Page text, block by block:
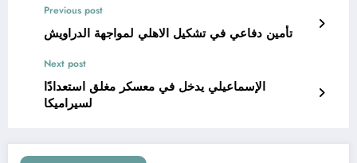
Previous post
تأمين دفاعي في تشكيل الاهلي لمواجهة الدراويش
Next post
الإسماعيلي يدخل في معسكر مغلق استعدادًا
لسيراميكا